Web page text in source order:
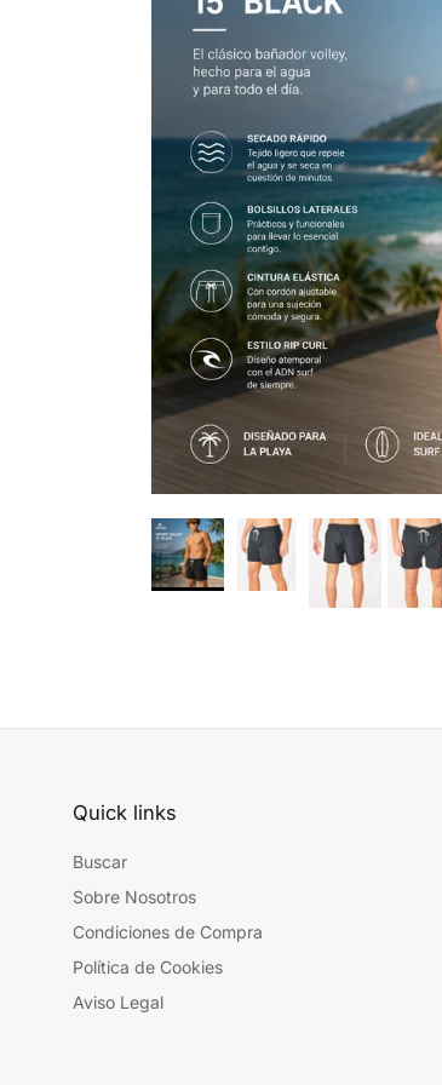
Quick links
Buscar
Sobre Nosotros
Condiciones de Compra
Política de Cookies
Aviso Legal